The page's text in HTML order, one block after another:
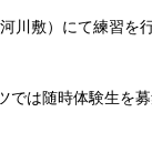
川敷）にて練習を行
は随時体験生を募